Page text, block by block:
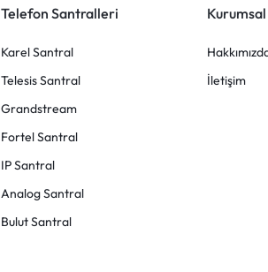
Telefon Santralleri
Karel Santral
Telesis Santral
Grandstream
Fortel Santral
IP Santral
Analog Santral
Bulut Santral
Kurumsal
İletişim